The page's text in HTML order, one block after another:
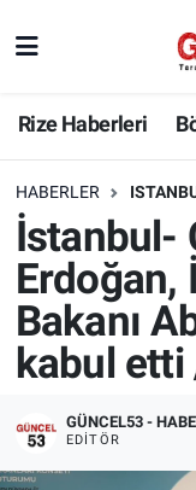
Rize Haberleri
HABERLER
İstanbul-
Erdoğan,
Bakanı
kabul
GÜNCEL53 -
EDITÖR